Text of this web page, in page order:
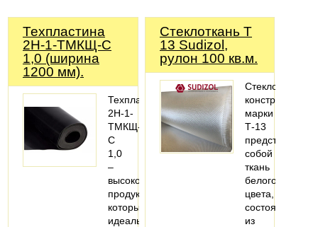
Техпластина
2Н-1-ТМКЩ-С
1,0 (ширина
1200 мм).
Техпластина
2Н-1-
ТМКЩ-
С
1,0
–
высококачественный
продукт,
который
идеально
Стеклоткань Т
13 Sudizol,
рулон 100 кв.м.
Стеклоткань
марки
Т-13
представляет
собой
ткань
белого
цвета,
состоящую
из